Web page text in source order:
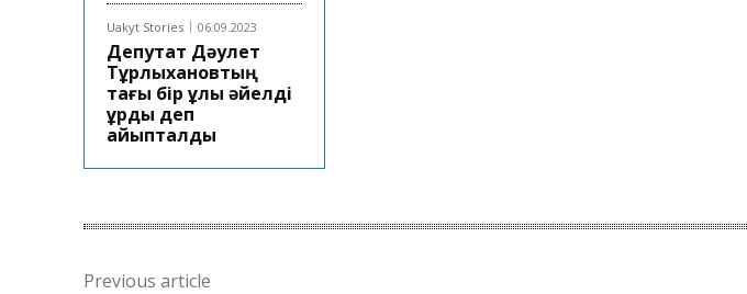
Uakyt Stories 06.09.2023
Депутат Дәулет
Тұрлыхановтың
тағы бір ұлы әйелді
ұрды деп
айыпталды
Previous article